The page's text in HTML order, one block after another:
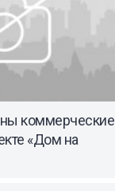
коммерческие
«Дом на